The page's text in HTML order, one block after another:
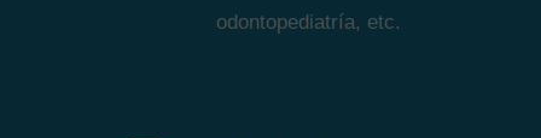
odontopediatría, etc.